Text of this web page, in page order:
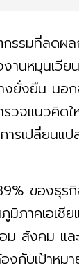
รรมที่ลดผ
านหมุนเวีย
งยั่งยืน นอ
วจแนวคิด
รเปลี่ยนแป
ของธุรกิ
มิภาคเอเชี
ม สังคม แล
งกับเป้าหม